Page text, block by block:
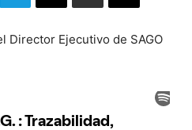
Director Ejecutivo de SAGO